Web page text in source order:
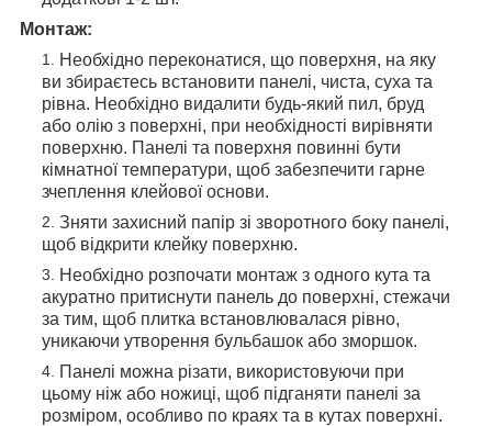
Монтаж:
Необхідно переконатися, що поверхня, на яку
ви збираєтесь встановити панелі, чиста, суха та
рівна. Необхідно видалити будь-який пил, бруд
або олію з поверхні, при необхідності вирівняти
поверхню. Панелі та поверхня повинні бути
кімнатної температури, щоб забезпечити гарне
зчеплення клейової основи.
Зняти захисний папір зі зворотного боку панелі,
щоб відкрити клейку поверхню.
Необхідно розпочати монтаж з одного кута та
акуратно притиснути панель до поверхні, стежачи
за тим, щоб плитка встановлювалася рівно,
уникаючи утворення бульбашок або зморшок.
Панелі можна різати, використовуючи при
цьому ніж або ножиці, щоб підганяти панелі за
розміром, особливо по краях та в кутах поверхні.